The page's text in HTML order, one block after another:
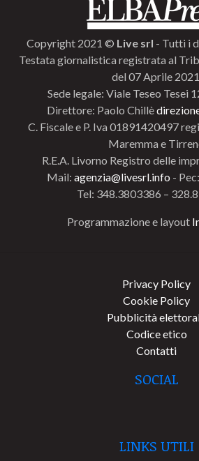
Copyright 2021 © Live srl - Tutti i
Testata giornalistica registrata al
del 07 Aprile
Sede legale: Viale Teseo Tesei
Direttore: Paolo Chillè
C. Fiscale e P. Iva 01891420497
Maremma e
R.E.A. Livorno Registro delle
Mail: agenzia@livesrl.info - Pec:
Tel: 348.3803386 –
Programmazione e layout
Privacy Policy
Cookie Policy
Pubblicità
Codice etico
Contatti
SOCIAL
LINKS UTILI